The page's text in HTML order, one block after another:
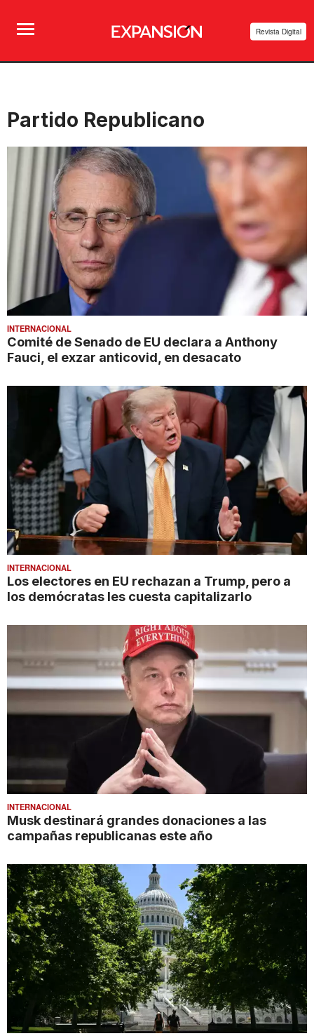
Revista Digital
Partido Republicano
INTERNACIONAL
Comité de Senado de EU declara a Anthony
Fauci, el exzar anticovid, en desacato
INTERNACIONAL
Los electores en EU rechazan a Trump, pero a
los demócratas les cuesta capitalizarlo
INTERNACIONAL
Musk destinará grandes donaciones a las
campañas republicanas este año